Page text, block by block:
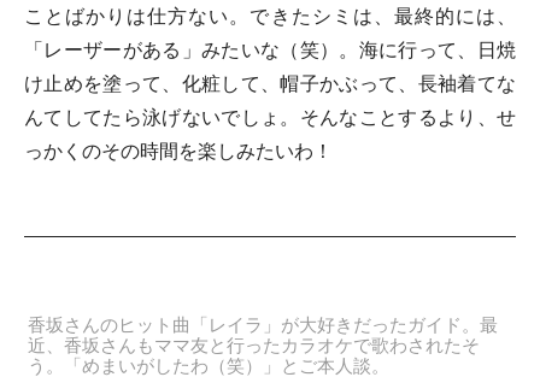
ことばかりは仕方ない。できたシミは、最終的には、
「レーザーがある」みたいな（笑）。海に行って、日焼
け止めを塗って、化粧して、帽子かぶって、長袖着てな
んてしてたら泳げないでしょ。そんなことするより、せ
っかくのその時間を楽しみたいわ！
香坂さんのヒット曲「レイラ」が大好きだったガイド。最
近、香坂さんもママ友と行ったカラオケで歌わされたそ
う。「めまいがしたわ（笑）」とご本人談。